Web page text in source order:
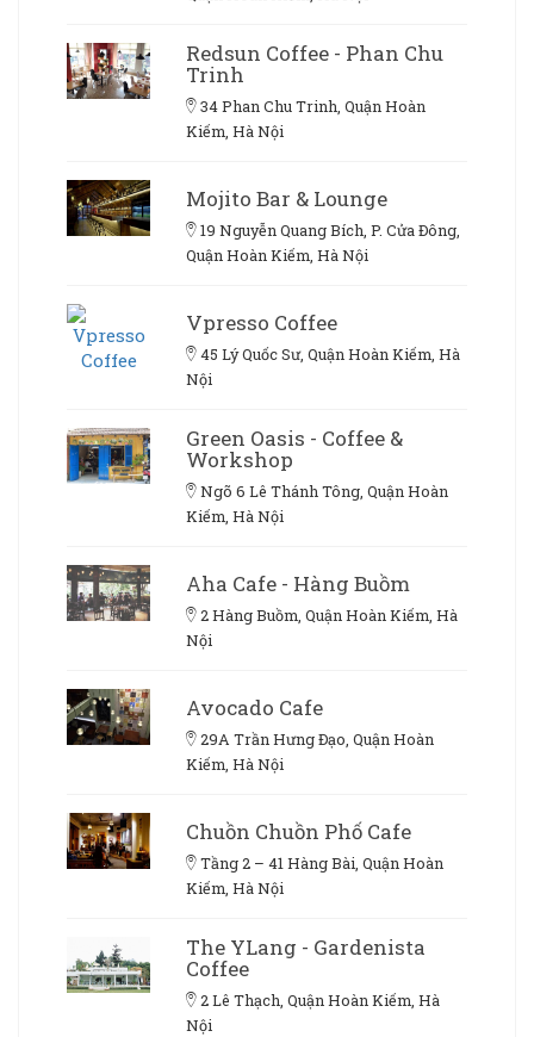
Redsun Coffee - Phan Chu
Trinh
34 Phan Chu Trinh, Quận Hoàn
Kiếm, Hà Nội
Mojito Bar & Lounge
19 Nguyễn Quang Bích, P. Cửa Đông,
Quận Hoàn Kiếm, Hà Nội
Vpresso Coffee
45 Lý Quốc Sư, Quận Hoàn Kiếm, Hà
Nội
Green Oasis - Coffee &
Workshop
Ngõ 6 Lê Thánh Tông, Quận Hoàn
Kiếm, Hà Nội
Aha Cafe - Hàng Buồm
2 Hàng Buồm, Quận Hoàn Kiếm, Hà
Nội
Avocado Cafe
29A Trần Hưng Đạo, Quận Hoàn
Kiếm, Hà Nội
Chuồn Chuồn Phố Cafe
Tầng 2 – 41 Hàng Bài, Quận Hoàn
Kiếm, Hà Nội
The YLang - Gardenista
Coffee
2 Lê Thạch, Quận Hoàn Kiếm, Hà
Nội